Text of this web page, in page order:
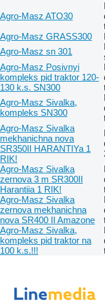
Agro-Masz ATO30
Agro-Masz GRASS300
Agro-Masz sn 301
Agro-Masz Posivnyi
kompleks pid traktor 120-
130 k.s. SN300
Agro-Masz Sivalka,
kompleks SN300
Agro-Masz Sivalka
mekhanichna nova
SR350II HARANTIYa 1
RIK!
Agro-Masz Sivalka
zernova 3 m SR300II
Harantiia 1 RIK!
Agro-Masz Sivalka
zernova mekhanichna
nova SR400 II Amazone
Agro-Masz Sivalka,
kompleks pid traktor na
100 k.s.!!!